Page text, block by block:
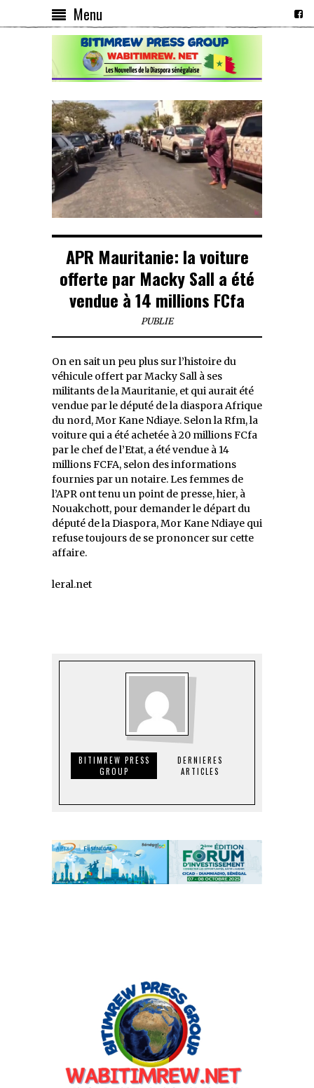
Menu
APR Mauritanie: la voiture
offerte par Macky Sall a été
vendue à 14 millions FCfa
PUBLIE
On en sait un peu plus sur l’histoire du
véhicule offert par Macky Sall à ses
militants de la Mauritanie, et qui aurait été
vendue par le député de la diaspora Afrique
du nord, Mor Kane Ndiaye. Selon la Rfm, la
voiture qui a été achetée à 20 millions FCfa
par le chef de l’Etat, a été vendue à 14
millions FCFA, selon des informations
fournies par un notaire. Les femmes de
l’APR ont tenu un point de presse, hier, à
Nouakchott, pour demander le départ du
député de la Diaspora, Mor Kane Ndiaye qui
refuse toujours de se prononcer sur cette
affaire.
leral.net
BITIMREW PRESS
GROUP
DERNIERES
ARTICLES